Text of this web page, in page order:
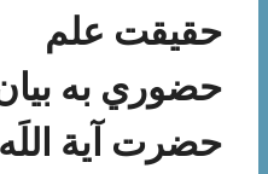
حقيقت علم
حضوري به بيان
حضرت آية اللَه